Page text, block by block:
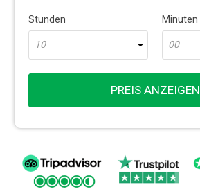
Stunden
10
Minuten
00
PREIS ANZEIGEN